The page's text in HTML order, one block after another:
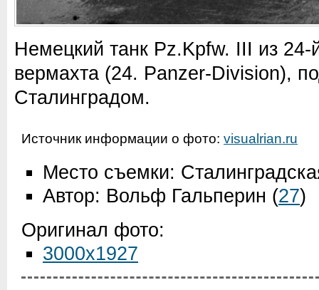
Немецкий танк Pz.Kpfw. III из 24-
вермахта (24. Panzer-Division),
Сталинградом.
Источник информации о фото: visualrian.ru
Место съемки:
Автор: Вольф Гальперин (27)
Оригинал фото:
3000x1927